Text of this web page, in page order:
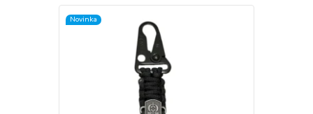
Novinka